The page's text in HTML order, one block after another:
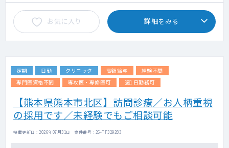
お気に入り 詳細をみる
定期 日勤 クリニック 高額給与
経験不問
専門医資格不問
専攻医・専修医可 週1日勤務可
【熊本県熊本市北区】訪問診療／お人柄重視
の採用です／未経験でもご相談可能
掲載更新日 : 2026年07月31日 案件番号 : 26-TF329283